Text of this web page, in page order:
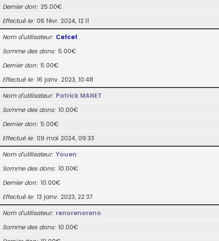
Dernier don 25.00€
Effectué le 06 févr. 2024, 12:11
Nom d’utilisateur Cefcef
Somme des dons 5.00€
Dernier don 5.00€
Effectué le 16 janv. 2023, 10:48
Nom d’utilisateur Patrick MANET
Somme des dons 10.00€
Dernier don 5.00€
Effectué le 09 mai 2024, 09:33
Nom d’utilisateur Youen
Somme des dons 10.00€
Dernier don 10.00€
Effectué le 13 janv. 2023, 22:37
Nom d’utilisateur renorenoreno
Somme des dons 10.00€